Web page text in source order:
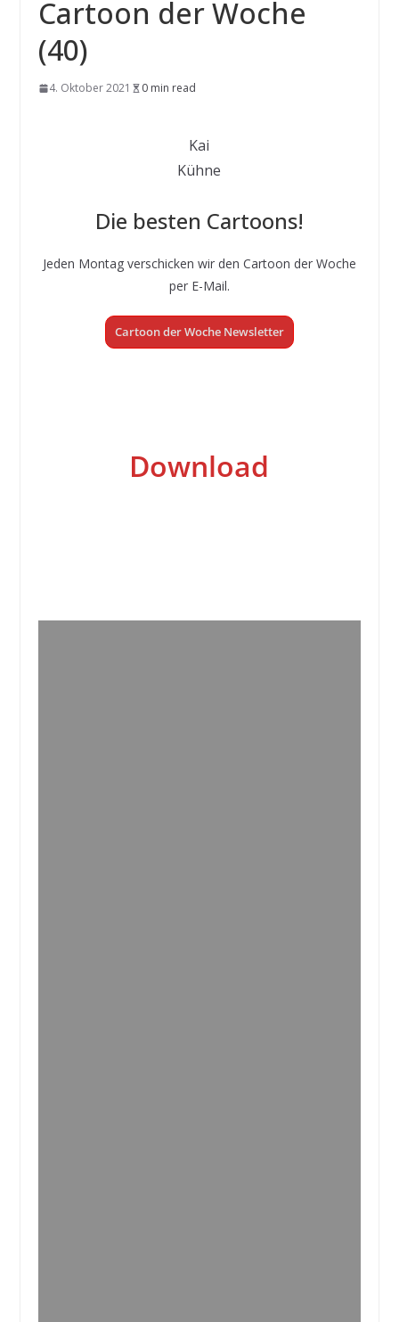
Cartoon der Woche
(40)
4. Oktober 2021 0 min read
Kai
Kühne
Die besten Cartoons!
Jeden Montag verschicken wir den Cartoon der Woche
per E-Mail.
Cartoon der Woche Newsletter
Download